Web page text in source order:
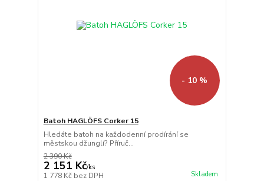
- 10 %
Batoh HAGLÖFS Corker 15
Hledáte batoh na každodenní prodírání se
městskou džunglí? Příruč...
2 390 Kč
2 151 Kč/ks
1 778 Kč bez DPH Skladem